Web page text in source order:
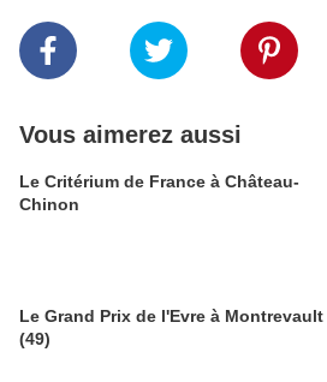
Vous aimerez aussi
Le Critérium de France à Château-
Chinon
Le Grand Prix de l'Evre à Montrevault
(49)